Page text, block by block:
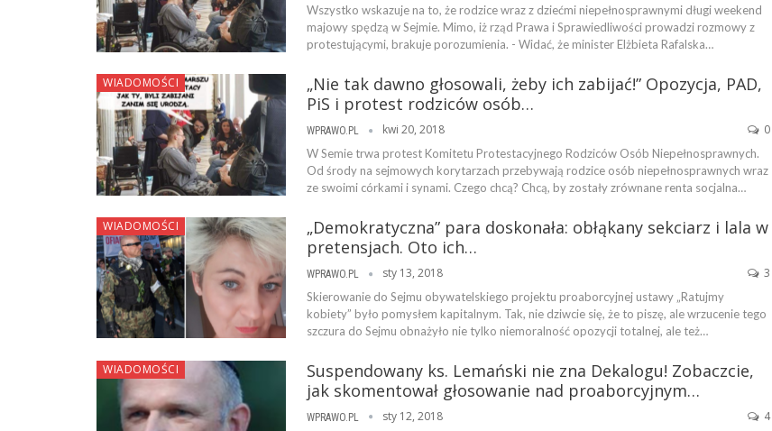
Wszystko wskazuje na to, że rodzice wraz z dziećmi niepełnosprawnymi długi weekend
majowy spędzą w Sejmie. Mimo, iż rząd Prawa i Sprawiedliwości prowadzi rozmowy z
protestującymi, brakuje porozumienia. - Widać, że minister Elżbieta Rafalska…
WIADOMOŚCI
„Nie tak dawno głosowali, żeby ich zabijać!” Opozycja, PAD,
PiS i protest rodziców osób…
WPRAWO.PL kwi 20, 2018 0
W Semie trwa protest Komitetu Protestacyjnego Rodziców Osób Niepełnosprawnych.
Od środy na sejmowych korytarzach przebywają rodzice osób niepełnosprawnych wraz
ze swoimi córkami i synami. Czego chcą? Chcą, by zostały zrównane renta socjalna…
WIADOMOŚCI
„Demokratyczna” para doskonała: obłąkany sekciarz i lala w
pretensjach. Oto ich…
WPRAWO.PL sty 13, 2018 3
Skierowanie do Sejmu obywatelskiego projektu proaborcyjnej ustawy „Ratujmy
kobiety” było pomysłem kapitalnym. Tak, nie dziwcie się, że to piszę, ale wrzucenie tego
szczura do Sejmu obnażyło nie tylko niemoralność opozycji totalnej, ale też…
WIADOMOŚCI
Suspendowany ks. Lemański nie zna Dekalogu! Zobaczcie,
jak skomentował głosowanie nad proaborcyjnym…
WPRAWO.PL sty 12, 2018 4